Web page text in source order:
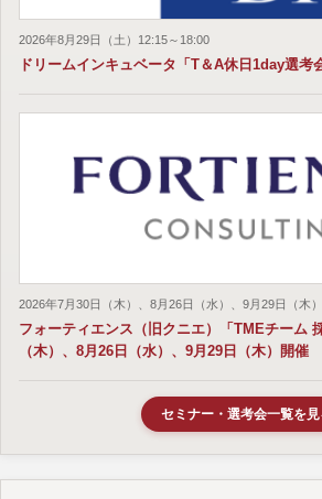
2026年8月29日（土）12:15～18:00
ドリームインキュベータ「T＆A休日1day選考
2026年7月30日（木）、8月26日（水）、9月29日（木
フォーティエンス（旧クニエ）「TMEチーム
（木）、8月26日（水）、9月29日（木）開催
セミナー・選考会一覧を見